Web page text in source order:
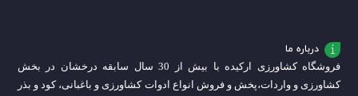
درباره ما
فروشگاه کشاورزی ارکیده با بیش از 30 سال سابقه درخشان در بخش
کشاورزی و واردات،پخش و فروش انواع ادوات کشاورزی و باغبانی، کود و بذر